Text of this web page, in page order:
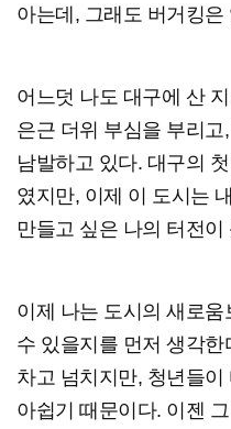
아는데, 그래도 버거킹은
어느덧 나도 대구에 산
은근 더위 부심을 부리
남발하고 있다. 대구의
였지만, 이제 이 도시는
만들고 싶은 나의 터전이
이제 나는 도시의 새로
수 있을지를 먼저 생각
차고 넘치지만, 청년들
아쉽기 때문이다. 이젠